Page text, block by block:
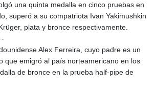
MKD 61.524236
MMK 2427.596601
MNT 4159.0218
MRU 46.338424
MUR 54.419742
MVR 17.862733
una quinta medalla en cinco pruebas en
superó a su compatriota Ivan Yakimushkin
plata y bronce respectivamente.
Alex Ferreira, cuyo padre es un
que emigró al país norteamericano en los
de bronce en la prueba half-pipe de